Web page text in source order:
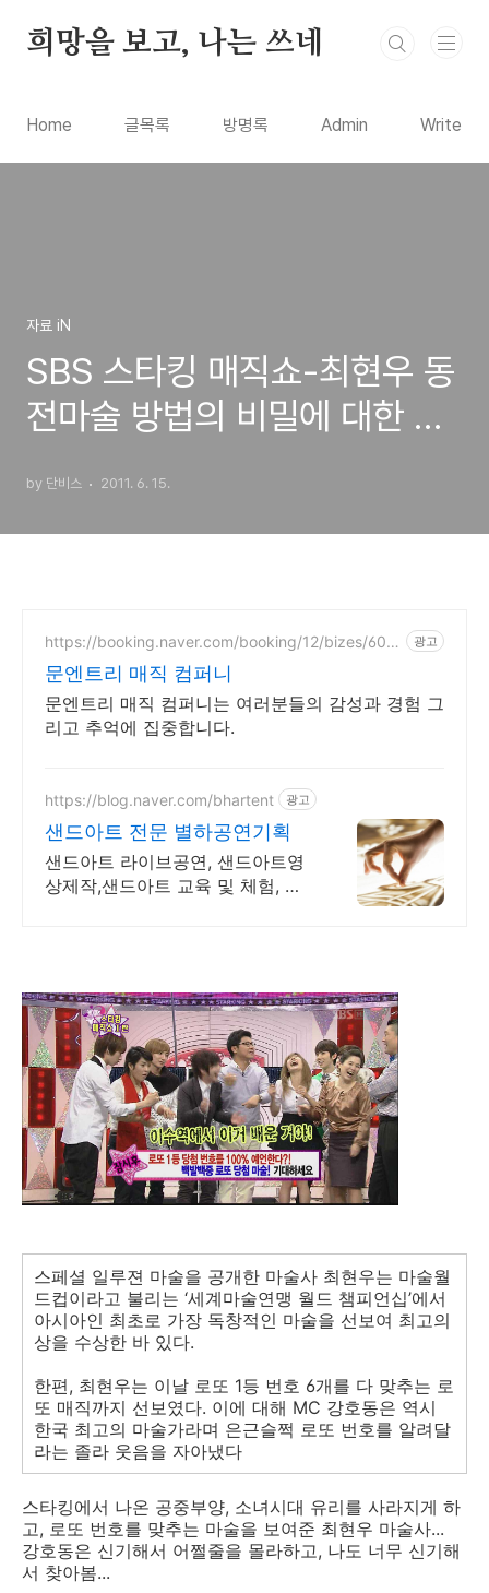
희망을 보고, 나는 쓰네
Home 글목록 방명록 Admin Write
자료 iN
SBS 스타킹 매직쇼-최현우 동
전마술 방법의 비밀에 대한 방
by 단비스 2011. 6. 15.
https://booking.naver.com/booking/12/bizes/606
광고
문엔트리 매직 컴퍼니
문엔트리 매직 컴퍼니는 여러분들의 감성과 경험 그
리고 추억에 집중합니다.
https://blog.naver.com/bhartent 광고
샌드아트 전문 별하공연기획
샌드아트 라이브공연, 샌드아트영
상제작,샌드아트 교육 및 체험, 샌
스페셜 일루젼 마술을 공개한 마술사 최현우는 마술월
드컵이라고 불리는 ‘세계마술연맹 월드 챔피언십’에서
아시아인 최초로 가장 독창적인 마술을 선보여 최고의
상을 수상한 바 있다.
한편, 최현우는 이날 로또 1등 번호 6개를 다 맞추는 로
또 매직까지 선보였다. 이에 대해 MC 강호동은 역시
한국 최고의 마술가라며 은근슬쩍 로또 번호를 알려달
라는 졸라 웃음을 자아냈다
스타킹에서 나온 공중부양, 소녀시대 유리를 사라지게 하
고, 로또 번호를 맞추는 마술을 보여준 최현우 마술사...
강호동은 신기해서 어쩔줄을 몰라하고, 나도 너무 신기해
서 찾아봄...